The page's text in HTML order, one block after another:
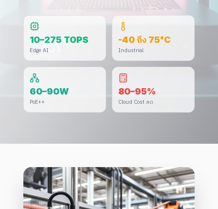
10–275 TOPS
Edge AI
-40 ถึง 75°C
Industrial
60–90W
PoE++
80–95%
Cloud Cost ลด